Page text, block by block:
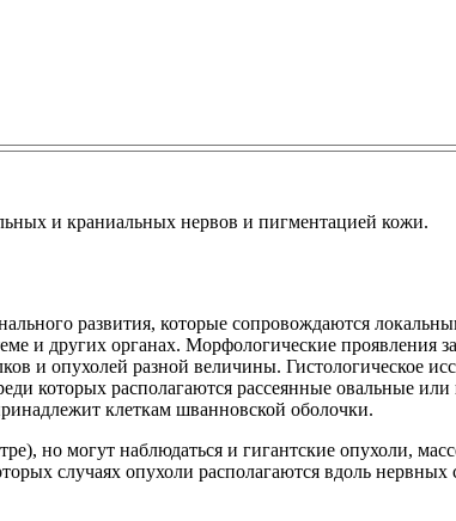
и краниальных нервов и пигментацией кожи.
развития, которые сопровождаются
и других органах. Морфологические проявления
и опухолей разной величины. Гистологическое
которых располагаются рассеянные овальные
клеткам шванновской оболочки.
но могут наблюдаться и гигантские опухоли,
случаях опухоли располагаются вдоль